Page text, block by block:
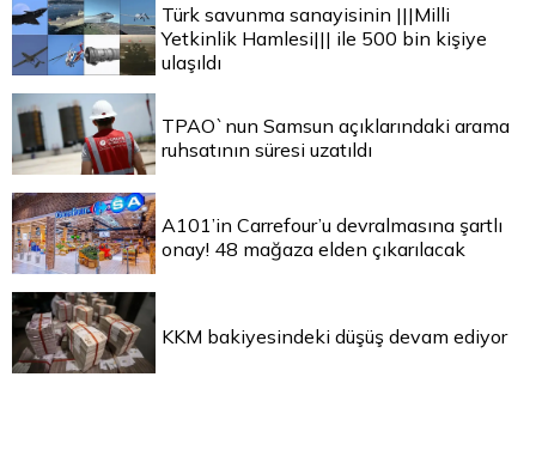
Türk savunma sanayisinin |||Milli
Yetkinlik Hamlesi||| ile 500 bin kişiye
ulaşıldı
TPAO`nun Samsun açıklarındaki arama
ruhsatının süresi uzatıldı
A101’in Carrefour’u devralmasına şartlı
onay! 48 mağaza elden çıkarılacak
KKM bakiyesindeki düşüş devam ediyor